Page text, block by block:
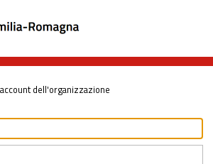
dell'organizzazione